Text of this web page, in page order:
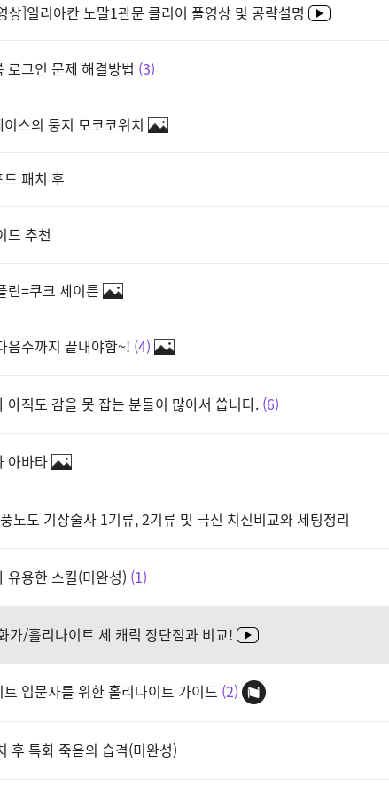
상]일리아칸 노말1관문 클리어 풀영상 및 공략설명
로그인 문제 해결방법 3
스의 둥지 모코코위치
패치 후
드 추천
린=쿠크 세이튼
음주까지 끝내야함~! 4
아직도 감을 못 잡는 분들이 많아서 씁니다. 6
아바타
노도 기상술사 1기류, 2기류 및 극신 치신비교와 세팅정리
유용한 스킬(미완성) 1
가/홀리나이트 세 캐릭 장단점과 비교!
입문자를 위한 홀리나이트 가이드 2
후 특화 죽음의 습격(미완성)